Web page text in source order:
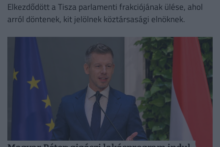
Elkezdődött a Tisza parlamenti frakciójának ülése, ahol
arról döntenek, kit jelölnek köztársasági elnöknek.